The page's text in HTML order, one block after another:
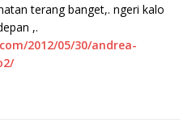
terang banget,. ngeri kalo
,.
2012/05/30/andrea-